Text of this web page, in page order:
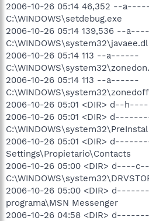
2006-10-26 05:14 46,352 --
C:\WINDOWS\setdebug.exe
2006-10-26 05:14 139,536 --
2006-10-26 05:14 113 --a------
2006-10-26 05:14 113 --a------
2006-10-26 05:01 <DIR> d--
2006-10-26 05:01 <DIR>
2006-10-26 05:01 <DIR>
Settings\Propietario\Contacts
2006-10-26 05:00 <DIR> d----
2006-10-26 05:00 <DIR>
programa\MSN Messenger
2006-10-26 04:58 <DIR>